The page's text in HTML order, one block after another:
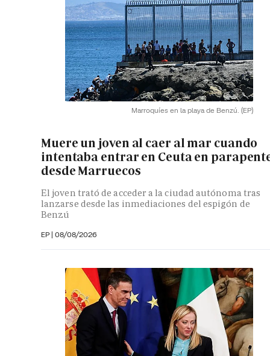
Marroquíes en la playa de Benzú. (EP)
Muere un joven al caer al mar cuando
intentaba entrar en Ceuta en
desde Marruecos
El joven trató de acceder a la ciudad autónoma tras
lanzarse desde las inmediaciones del espigón de
Benzú
EP | 08/08/2026